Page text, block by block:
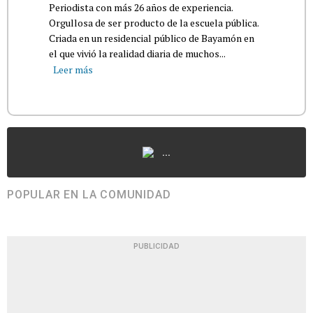
Periodista con más 26 años de experiencia.
Orgullosa de ser producto de la escuela pública.
Criada en un residencial público de Bayamón en
el que vivió la realidad diaria de muchos...
Leer más
...
POPULAR EN LA COMUNIDAD
PUBLICIDAD